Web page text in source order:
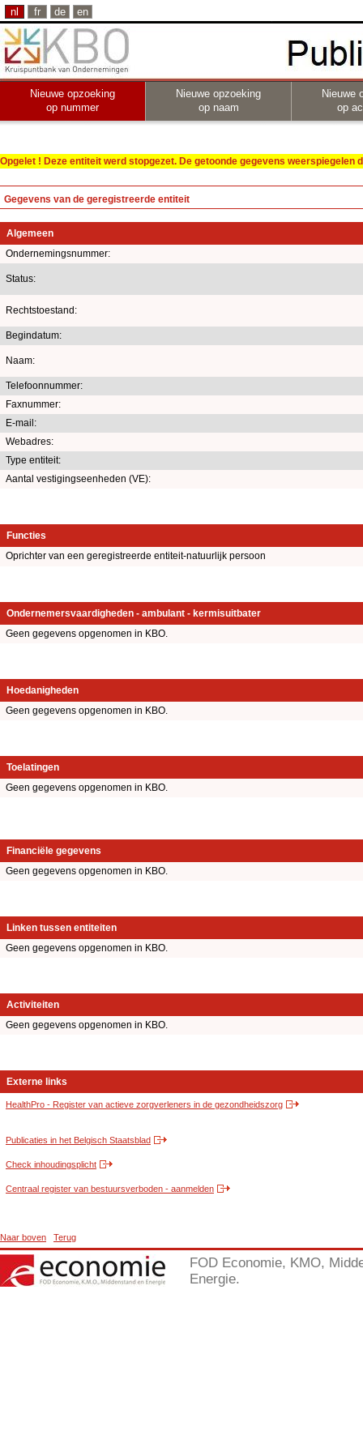
nl fr de en
Nieuwe opzoeking
op nummer
Nieuwe opzoeking
op naam
Nieuwe
op
Opgelet ! Deze entiteit werd stopgezet. De getoonde gegevens
Gegevens van de geregistreerde entiteit
Algemeen
Ondernemingsnummer:
Status:
Rechtstoestand:
Begindatum:
Naam:
Telefoonnummer:
Faxnummer:
E-mail:
Webadres:
Type entiteit:
Aantal vestigingseenheden (VE):
Functies
Oprichter van een geregistreerde entiteit-natuurlijk persoon
Ondernemersvaardigheden - ambulant - kermisuitbater
Geen gegevens opgenomen in KBO.
Hoedanigheden
Geen gegevens opgenomen in KBO.
Toelatingen
Geen gegevens opgenomen in KBO.
Financiële gegevens
Geen gegevens opgenomen in KBO.
Linken tussen entiteiten
Geen gegevens opgenomen in KBO.
Activiteiten
Geen gegevens opgenomen in KBO.
Externe links
HealthPro - Register van actieve zorgverleners in de gezondheidszorg
Publicaties in het Belgisch Staatsblad
Check inhoudingsplicht
Centraal register van bestuursverboden - aanmelden
Naar boven Terug
FOD Economie, KMO,
Energie.